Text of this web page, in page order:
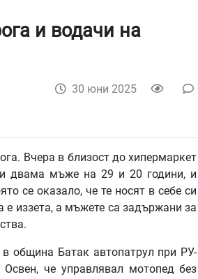
и водачи на
30 юни 2025
Вчера в близост до хипермаркет
двама мъже на 29 и 20 години, и
се оказало, че те носят в себе си
е иззета, а мъжете са задържани за
община Батак автопатрул при РУ-
че управлявал мотопед без